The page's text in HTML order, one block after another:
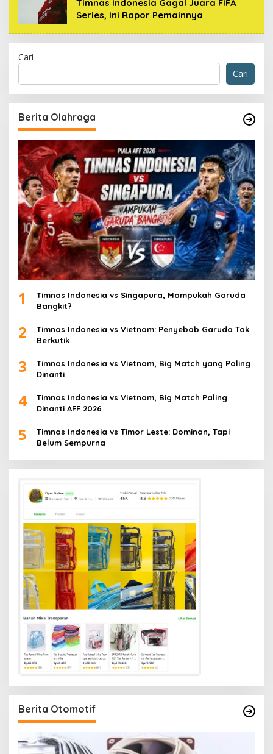
Timnas Indonesia Gagal Juara FIFA
Series, Ini Rapor Pemainnya
Cari
Cari
Berita Olahraga
1
Timnas Indonesia vs Singapura, Mampukah Garuda
Bangkit?
2
Timnas Indonesia vs Vietnam: Penyebab Garuda Tak
Berkutik
3
Timnas Indonesia vs Vietnam, Big Match yang Paling
Dinanti
4
Timnas Indonesia vs Vietnam, Big Match Paling
Dinanti AFF 2026
5
Timnas Indonesia vs Timor Leste: Dominan, Tapi
Belum Sempurna
Berita Otomotif